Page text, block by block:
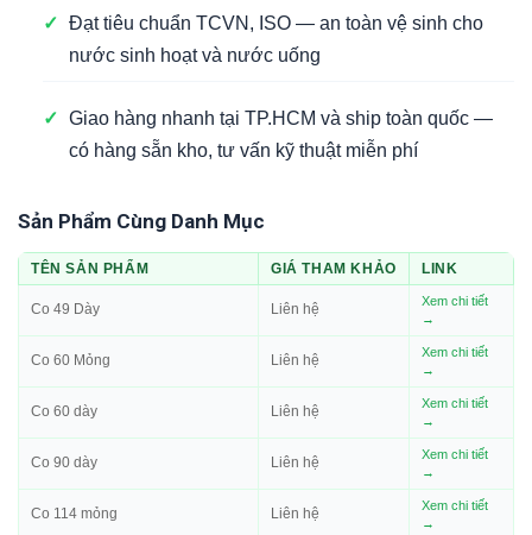
✓ Đạt tiêu chuẩn TCVN, ISO — an toàn vệ sinh cho
nước sinh hoạt và nước uống
✓ Giao hàng nhanh tại TP.HCM và ship toàn quốc —
có hàng sẵn kho, tư vấn kỹ thuật miễn phí
Sản Phẩm Cùng Danh Mục
TÊN SẢN PHẨM GIÁ THAM KHẢO LINK
Co 49 Dày Liên hệ
Xem chi tiết
→
Co 60 Mỏng Liên hệ
Xem chi tiết
→
Co 60 dày Liên hệ
Xem chi tiết
→
Co 90 dày Liên hệ
Xem chi tiết
→
Co 114 mỏng Liên hệ
Xem chi tiết
→